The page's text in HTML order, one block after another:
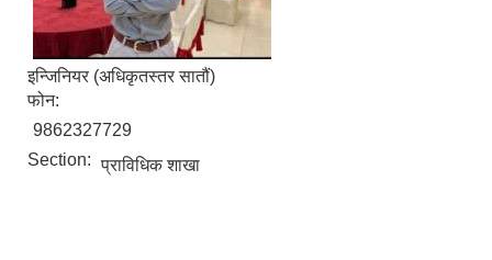
इन्जिनियर (अधिकृतस्तर सातौं)
फोन:
9862327729
Section: प्राविधिक शाखा